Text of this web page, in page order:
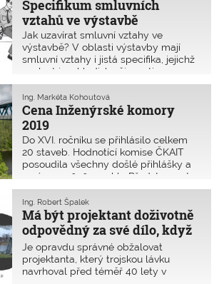
autorizované osobě nebo dokonce
jejích dědicích požadovat náhradu
škody, která vznikla údajnou chybou
projektové dokumentace, ale projevila
se po několika desetiletích užívání
stavby?
Specifikum smluvních
vztahů ve výstavbě
Jak uzavírat smluvní vztahy ve
výstavbě? V oblasti výstavby mají
smluvní vztahy i jistá specifika, jejichž
znalost je z hlediska činnosti
autorizovaných osob podstatná.
Občanský zákoník definuje společnou
odpovědnost účastníků ve výstavbě,
investor přitom mezi odpovědnými
účastníky není.
Cena Inženýrské komory
2019
Ing. Markéta Kohoutová
Do XVI. ročníku se přihlásilo celkem
20 staveb. Hodnotící komise ČKAIT
posoudila všechny došlé přihlášky a
13. února 2020 navrhla Představenstvu
ČKAIT, aby schválilo udělení Ceny
Inženýrské komory za rok 2019 třem
inženýrským stavbám.
Má být projektant doživotně
odpovědný za své dílo, když
není informován
o prováděných stavebních
úpravách?
Ing. Robert Špalek
Je opravdu správné obžalovat
projektanta, který trojskou lávku
navrhoval před téměř 40 lety v